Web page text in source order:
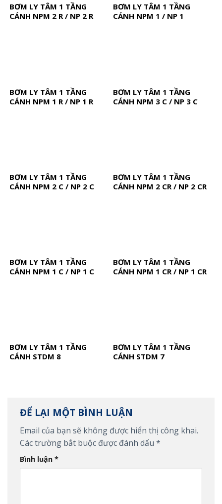
BƠM LY TÂM 1 TẦNG
CÁNH NPM 2 R / NP 2 R
BƠM LY TÂM 1 TẦNG
CÁNH NPM 1 / NP 1
BƠM LY TÂM 1 TẦNG
CÁNH NPM 1 R / NP 1 R
BƠM LY TÂM 1 TẦNG
CÁNH NPM 3 C / NP 3 C
BƠM LY TÂM 1 TẦNG
CÁNH NPM 2 C / NP 2 C
BƠM LY TÂM 1 TẦNG
CÁNH NPM 2 CR / NP 2 CR
BƠM LY TÂM 1 TẦNG
CÁNH NPM 1 C / NP 1 C
BƠM LY TÂM 1 TẦNG
CÁNH NPM 1 CR / NP 1 CR
BƠM LY TÂM 1 TẦNG
CÁNH STDM 8
BƠM LY TÂM 1 TẦNG
CÁNH STDM 7
ĐỂ LẠI MỘT BÌNH LUẬN
Email của bạn sẽ không được hiển thị công khai.
Các trường bắt buộc được đánh dấu *
Bình luận *